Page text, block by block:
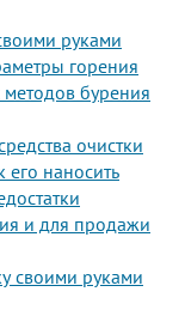
руками
горения
бурения
очистки
его наносить
и для продажи
своими руками